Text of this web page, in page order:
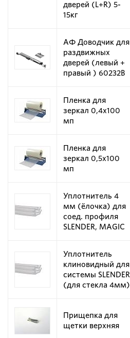
дверей (L+R) 5-
15кг
АФ Доводчик для
раздвижных
дверей (левый +
правый ) 60232B
Пленка для
зеркал 0,4х100
мп
Пленка для
зеркал 0,5х100
мп
Уплотнитель 4
мм (ёлочка) для
соед. профиля
SLENDER, MAGIC
Уплотнитель
клиновидный для
системы SLENDER
(для стекла 4мм)
Прищепка для
щетки верхняя